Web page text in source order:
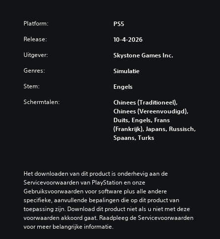
Platform: PS5
Release: 10-4-2026
Uitgever: Skystone Games Inc.
Genres: Simulatie
Stem: Engels
Schermtalen:
Chinees (Traditioneel),
Chinees (Vereenvoudigd),
Duits, Engels, Frans
(Frankrijk), Japans, Russisch,
Spaans, Turks
Het downloaden van dit product is onderhevig aan de
Servicevoorwaarden van PlayStation en onze
Gebruiksvoorwaarden voor software plus alle andere
specifieke, aanvullende bepalingen die op dit product van
toepassing zijn. Download dit product niet als u niet met deze
voorwaarden akkoord gaat. Raadpleeg de Servicevoorwaarden
voor meer belangrijke informatie.